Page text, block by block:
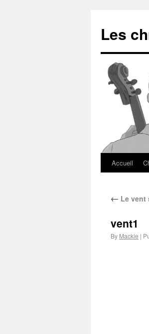
Les
Accueil
← Le vent
vent1
By Mackie |